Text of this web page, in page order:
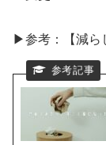
▶参考：【減ら